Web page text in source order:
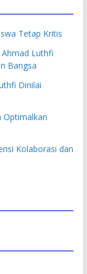
Tetap Kritis
Luthfi
Bangsa
Dinilai
Optimalkan
Kolaborasi dan